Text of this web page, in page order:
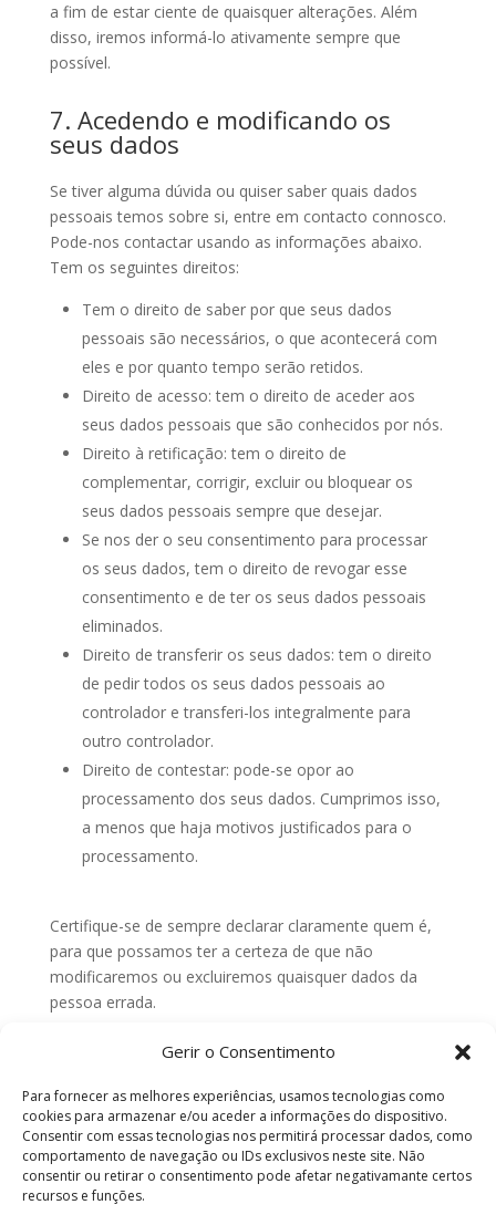
Gerir o Consentimento
Para fornecer as melhores experiências, usamos tecnologias como
cookies para armazenar e/ou aceder a informações do dispositivo.
Consentir com essas tecnologias nos permitirá processar dados, como
comportamento de navegação ou IDs exclusivos neste site. Não
consentir ou retirar o consentimento pode afetar negativamante certos
recursos e funções.
a fim de estar ciente de quaisquer alterações. Além
disso, iremos informá-lo ativamente sempre que
possível.
7. Acedendo e modificando os
seus dados
Se tiver alguma dúvida ou quiser saber quais dados
pessoais temos sobre si, entre em contacto connosco.
Pode-nos contactar usando as informações abaixo.
Tem os seguintes direitos:
Tem o direito de saber por que seus dados
pessoais são necessários, o que acontecerá com
eles e por quanto tempo serão retidos.
Direito de acesso: tem o direito de aceder aos
seus dados pessoais que são conhecidos por nós.
Direito à retificação: tem o direito de
complementar, corrigir, excluir ou bloquear os
seus dados pessoais sempre que desejar.
Se nos der o seu consentimento para processar
os seus dados, tem o direito de revogar esse
consentimento e de ter os seus dados pessoais
eliminados.
Direito de transferir os seus dados: tem o direito
de pedir todos os seus dados pessoais ao
controlador e transferi-los integralmente para
outro controlador.
Direito de contestar: pode-se opor ao
processamento dos seus dados. Cumprimos isso,
a menos que haja motivos justificados para o
processamento.
Certifique-se de sempre declarar claramente quem é,
para que possamos ter a certeza de que não
modificaremos ou excluiremos quaisquer dados da
pessoa errada.
8. Enviar uma reclamação
Se não estiver satisfeito com a forma como tratamos
(uma reclamação sobre) o processamento dos seus
dados pessoais, tem o direito de apresentar uma
reclamação à Autoridade de Proteção de Dados.